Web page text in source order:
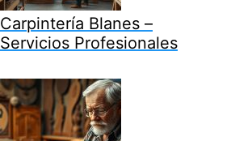
Carpintería Blanes –
Servicios Profesionales